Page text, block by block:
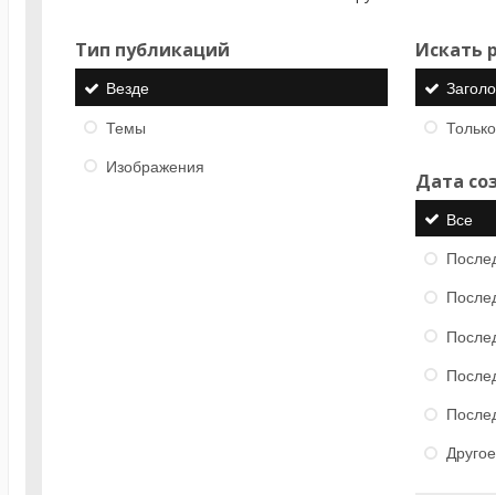
Тип публикаций
Везде
Темы
Изображения
Искать
Дата
Все
Другое